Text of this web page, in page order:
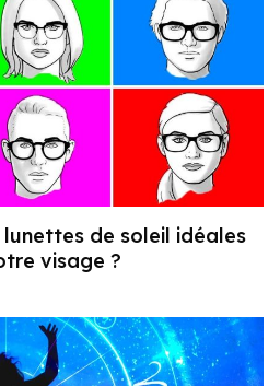
lunettes de soleil idéales
visage ?